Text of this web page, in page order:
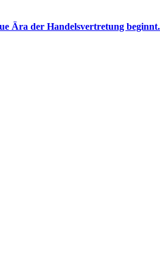
Ära der Handelsvertretung beginnt.